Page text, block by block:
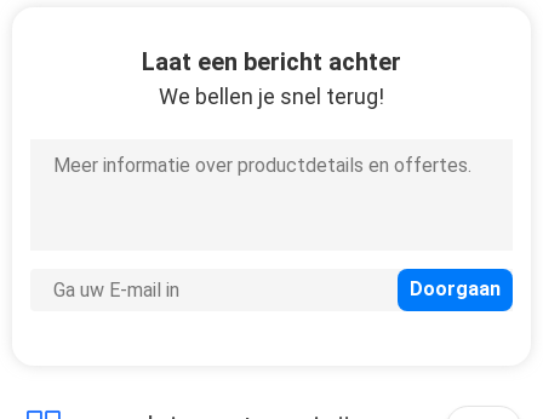
staalcondensator
het Muurstaal
Laat een bericht achter
We bellen je snel terug!